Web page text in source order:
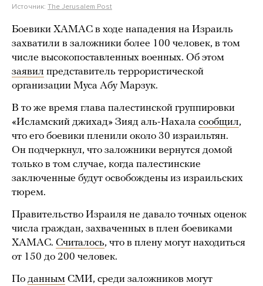
Источник: The Jerusalem Post
Боевики ХАМАС в ходе нападения на Израиль
захватили в заложники более 100 человек, в том
числе высокопоставленных военных. Об этом
заявил представитель террористической
организации Муса Абу Марзук.
В то же время глава палестинской группировки
«Исламский джихад» Зияд аль-Нахала сообщил,
что его боевики пленили около 30 израильтян.
Он подчеркнул, что заложники вернутся домой
только в том случае, когда палестинские
заключенные будут освобождены из израильских
тюрем.
Правительство Израиля не давало точных оценок
числа граждан, захваченных в плен боевиками
ХАМАС. Считалось, что в плену могут находиться
от 150 до 200 человек.
По данным СМИ, среди заложников могут